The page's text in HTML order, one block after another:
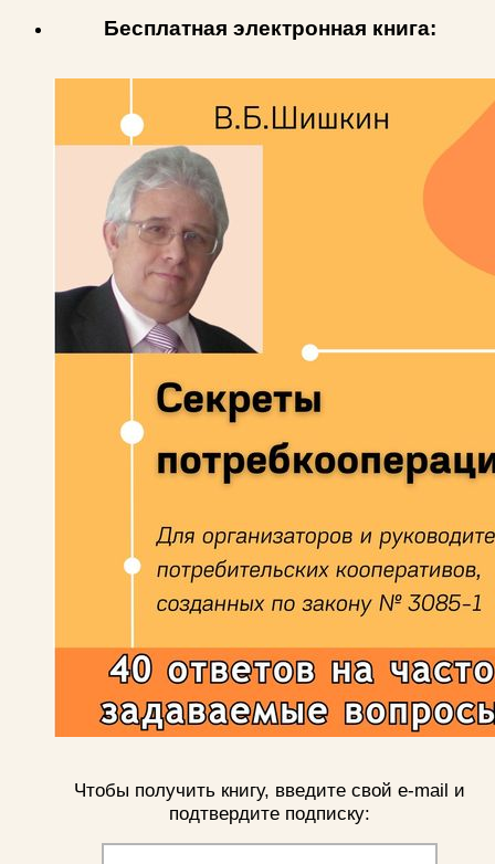
Бесплатная электронная книга:
Чтобы получить книгу, введите свой e-mail и
подтвердите подписку: